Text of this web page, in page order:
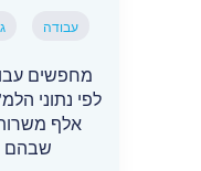
עבודה
מחפשים
אלף
שבהם